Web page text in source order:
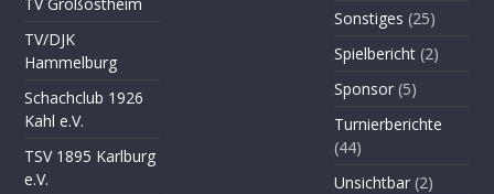
TV/DJK
Hammelburg
Schachclub 1926
Kahl e.V.
TSV 1895 Karlburg
e.V.
Sonstiges (25)
Spielbericht (2)
Sponsor (5)
Turnierberichte
(44)
Unsichtbar (2)